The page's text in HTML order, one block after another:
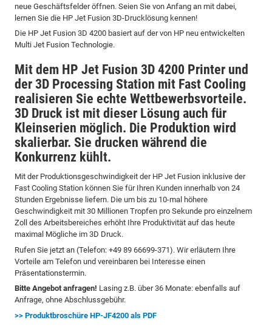
neue Geschäftsfelder öffnen. Seien Sie von Anfang an mit dabei,
lernen Sie die HP Jet Fusion 3D-Drucklösung kennen!
Die HP Jet Fusion 3D 4200 basiert auf der von HP neu entwickelten
Multi Jet Fusion Technologie.
Mit dem HP Jet Fusion 3D 4200 Printer und
der 3D Processing Station mit Fast Cooling
realisieren Sie echte Wettbewerbsvorteile.
3D Druck ist mit dieser Lösung auch für
Kleinserien möglich. Die Produktion wird
skalierbar. Sie drucken während die
Konkurrenz kühlt.
Mit der Produktionsgeschwindigkeit der HP Jet Fusion inklusive der
Fast Cooling Station können Sie für Ihren Kunden innerhalb von 24
Stunden Ergebnisse liefern. Die um bis zu 10-mal höhere
Geschwindigkeit mit 30 Millionen Tropfen pro Sekunde pro einzelnem
Zoll des Arbeitsbereiches erhöht Ihre Produktivität auf das heute
maximal Mögliche im 3D Druck.
Rufen Sie jetzt an (Telefon: +49 89 66699-371). Wir erläutern Ihre
Vorteile am Telefon und vereinbaren bei Interesse einen
Präsentationstermin.
Bitte Angebot anfragen! Lasing z.B. über 36 Monate: ebenfalls auf
Anfrage, ohne Abschlussgebühr.
>> Produktbroschüre HP-JF4200 als PDF